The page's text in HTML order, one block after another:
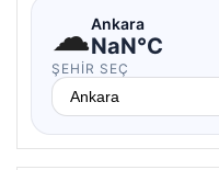
☁Ankara
NaN°C
ŞEHIR SEÇ